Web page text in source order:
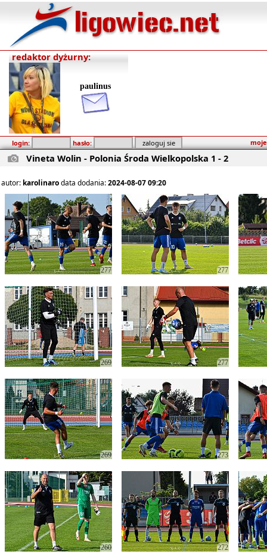
redaktor dyżurny:
paulinus
login: hasło:
Vineta Wolin - Polonia Środa Wielkopolska 1 - 2
autor: karolinarodata dodania:2024-08-07 09:20
277 277
269 277
269 273
260 272